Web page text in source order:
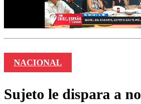
NACIONAL
Sujeto le dispara a